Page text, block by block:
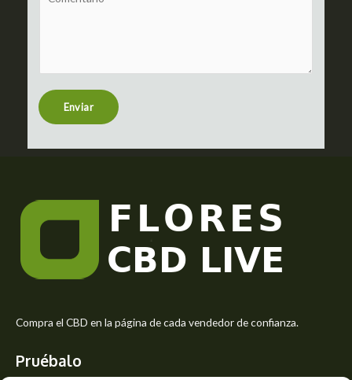
t
r
s
e
Enviar
Compra el CBD en la página de cada vendedor de confianza.
Pruébalo